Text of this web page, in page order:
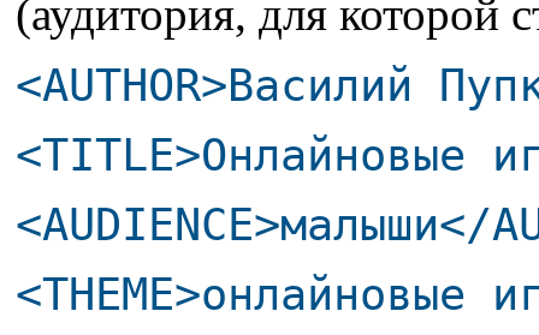
(аудитория, для которой
<AUTHOR>Василий
<TITLE>Онлайновые
<AUDIENCE>малыши</
<THEME>онлайновые